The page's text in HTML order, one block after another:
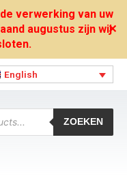
verwerking van uw
augustus zijn wij✕
English
ZOEKEN